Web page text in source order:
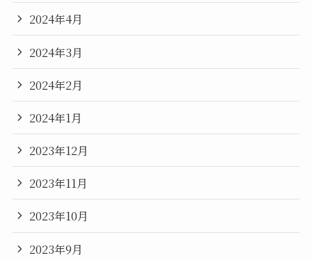
2024年4月
2024年3月
2024年2月
2024年1月
2023年12月
2023年11月
2023年10月
2023年9月